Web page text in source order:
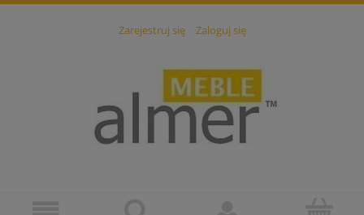
Zarejestruj się Zaloguj się